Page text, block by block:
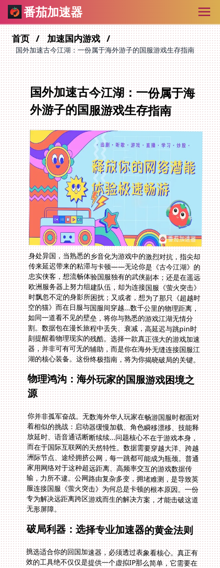
番茄加速器
首页 加速国内游戏
国外加速古今江湖：一份属于海外游子的国服游戏生存指南
国外加速古今江湖：一份属于海
外游子的国服游戏生存指南
身处异国，当熟悉的乡音化为游戏中的激烈对抗，指尖却
传来延迟带来的粘滞与卡顿——无论你是《古今江湖》的
忠实侠客，想流畅体验国服独有的武侠副本；还是在遥远
欧洲服务器上努力组建队伍，却为连接国服《萤火突击》
时飘忽不定的身影所困扰；又或者，想为了那只《超越时
空的猫》而在日服与国服间穿越...数千公里的物理距离，
如同一道看不见的壁垒，将你与熟悉的游戏江湖无情分
割。数据包在漫长旅程中丢失、衰减，高延迟与跳pin时
刻提醒着物理现实的残酷。选择一款真正强大的游戏加速
器，并非可有可无的辅助，而是你在海外无缝连接国服江
湖的核心装备。这份终极指南，将为你揭晓破局的关键。
物理鸿沟：海外玩家的国服游戏困境之
源
你并非孤军奋战。无数海外华人玩家在畅游国服时都面对
着相似的挑战：启动器缓慢加载、角色瞬移漂移、技能释
放延时、语音通话断断续续...问题核心不在于游戏本身，
而在于国际互联网的天然特性。数据需要穿越大洋、跨越
洲际节点、途经拥挤公网，每一跳都可能成为瓶颈。普通
家用网络对于这种超远距离、高频率交互的游戏数据传
输，力所不逮。公网路由复杂多变，拥堵难测，是导致英
服连接国服《萤火突击》为何总是卡顿的根本原因。一份
专为解决远距离跨区游戏而生的解决方案，才能击破这道
无形屏障。
破局利器：选择专业加速器的黄金法则
挑选适合你的回国加速器，必须透过表象看核心。真正有
效的工具绝不仅仅是提供一个虚拟IP那么简单，它需要在
数据的长途跋涉中提供全程护驾，确保每一毫秒的价值。
你需要关注线路的“质”而非“量”。是否拥有专属直连通
道？带宽资源是否充沛到足以抵抗瞬时高峰？在面对欧美
玩家热衷的《超越时空的猫》国服私服这类需要稳定连接
的特定游戏节点时，基础能力更是至关重要。这直接决定